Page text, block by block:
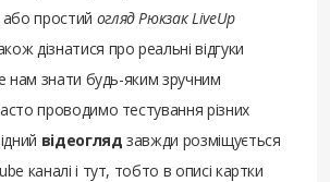
простий огляд Рюкзак LiveUp
дізнатися про реальні відгуки
нам знати будь-яким зручним
проводимо тестування різних
відеогляд завжди розміщується
каналі і тут, тобто в описі картки